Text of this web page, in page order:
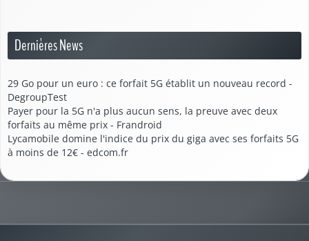
Dernières News
29 Go pour un euro : ce forfait 5G établit un nouveau record -
DegroupTest
Payer pour la 5G n'a plus aucun sens, la preuve avec deux
forfaits au même prix - Frandroid
Lycamobile domine l'indice du prix du giga avec ses forfaits 5G
à moins de 12€ - edcom.fr